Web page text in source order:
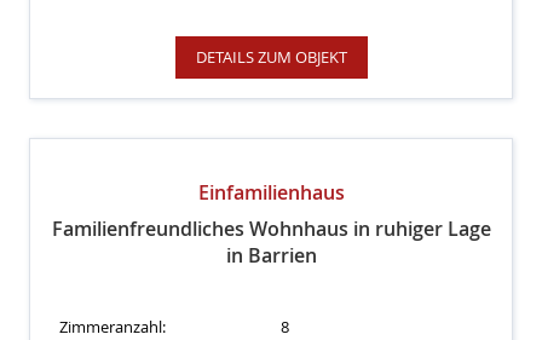
DETAILS ZUM OBJEKT
Einfamilienhaus
Familienfreundliches Wohnhaus in ruhiger Lage
in Barrien
Zimmeranzahl:
8